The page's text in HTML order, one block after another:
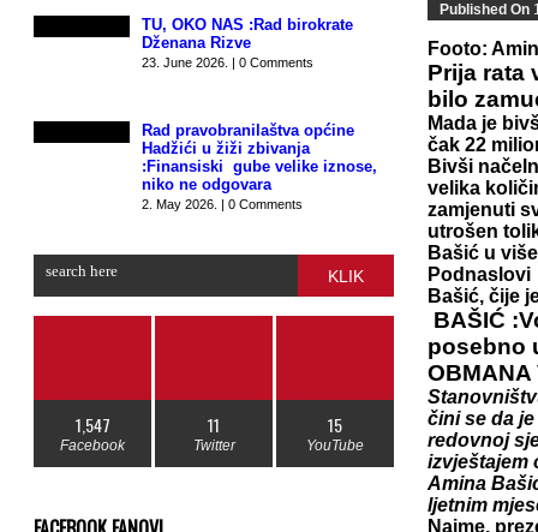
TU, OKO NAS :Rad birokrate
Dženana Rizve
23. June 2026. | 0 Comments
Rad pravobranilaštva općine
Hadžići u žiži zbivanja
:Finansiski gube velike iznose,
niko ne odgovara
2. May 2026. | 0 Comments
KLIK
1,547
Facebook
11
Twitter
15
YouTube
Published On
Footo:
Prija rata
bilo
Mada je
čak 22
Bivši
velika
zamjenuti
utrošen
Bašić u
Podnaslovi
Bašić, čije
BAŠIĆ
posebno
OBMANA
čini se da
redovnoj
izvještajem
Amina
ljetnim
Naime,